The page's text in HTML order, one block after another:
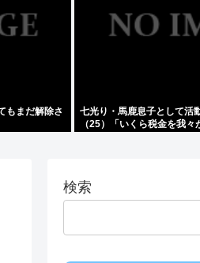
もまだ解除さ
七光り・馬鹿息子として活
（25）「いくら税金を我々
検索